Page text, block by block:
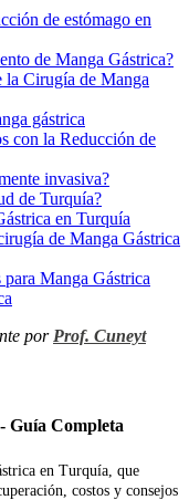
de estómago en
de Manga Gástrica?
la Cirugía de Manga
gástrica
con la Reducción de
invasiva?
de Turquía?
en Turquía
de Manga Gástrica
Manga Gástrica
por Prof. Cuneyt
Guía Completa
en Turquía, que
costos y consejos